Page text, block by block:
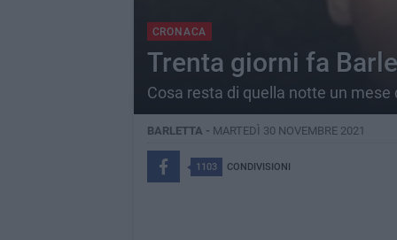
CRONACA
Trenta giorni fa
Cosa resta di quella notte un mese
BARLETTA - MARTEDÌ 30 NOVEMBRE 2021
1103 CONDIVISIONI